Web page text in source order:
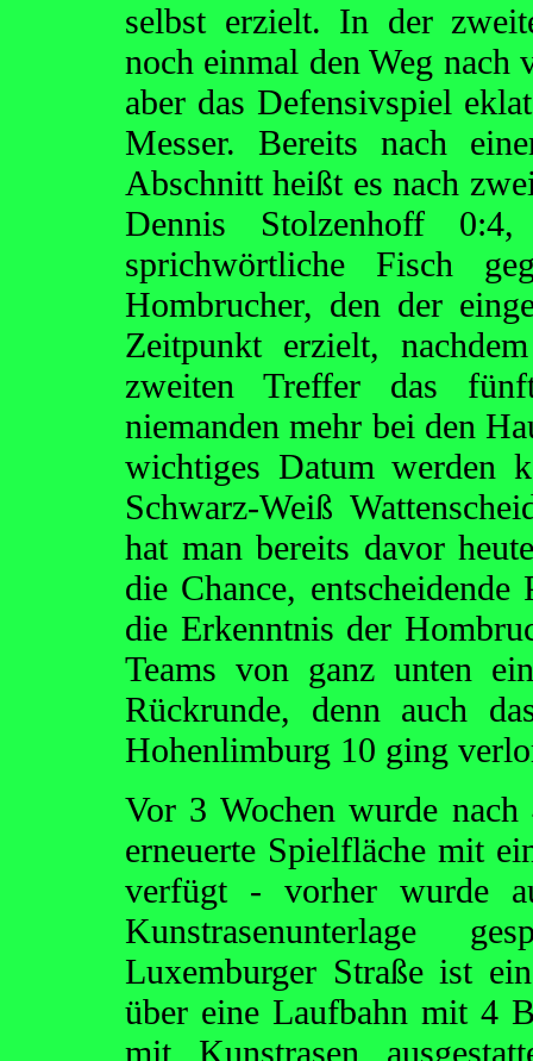
selbst erzielt. In der
noch einmal den Weg nach
aber das Defensivspiel
Messer. Bereits nach
Abschnitt heißt es nach
Dennis Stolzenhoff
sprichwörtliche Fisch
Hombrucher, den der
Zeitpunkt erzielt,
zweiten Treffer das
niemanden mehr bei den
wichtiges Datum werden
Schwarz-Weiß
hat man bereits davor
die Chance,
die Erkenntnis der
Teams von ganz unten
Rückrunde, denn auch
Hohenlimburg 10 ging
Vor 3 Wochen wurde nach
erneuerte Spielfläche mit
verfügt - vorher wurde
Kunstrasenunterlage
Luxemburger Straße ist
über eine Laufbahn mit 4
mit Kunstrasen